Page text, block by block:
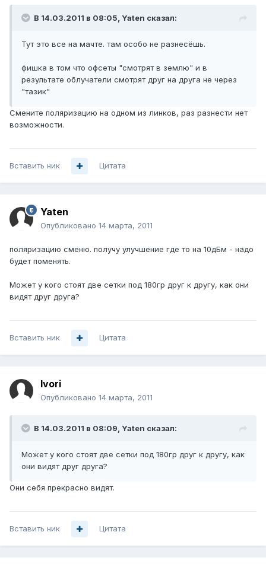
В 14.03.2011 в 08:05, Yaten сказал:
Тут это все на мачте. там особо не разнесёшь.
фишка в том что офсеты "смотрят в землю" и в
результате облучатели смотрят друг на друга не через
"тазик"
Смените поляризацию на одном из линков, раз разнести нет
возможности.
Вставить ник Цитата
Yaten
Опубликовано 14 марта, 2011
поляризацию сменю. получу улучшение где то на 10дБм - надо
будет поменять.
Может у кого стоят две сетки под 180гр друг к другу, как они
видят друг друга?
Вставить ник Цитата
Ivori
Опубликовано 14 марта, 2011
В 14.03.2011 в 08:09, Yaten сказал:
Может у кого стоят две сетки под 180гр друг к другу, как
они видят друг друга?
Они себя прекрасно видят.
Вставить ник Цитата